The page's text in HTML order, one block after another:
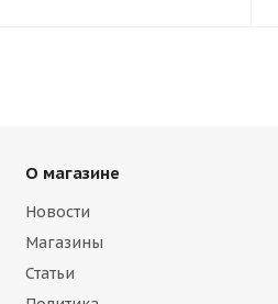
О магазине
Новости
Магазины
Статьи